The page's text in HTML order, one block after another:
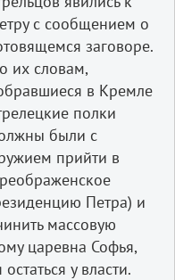
с сообщением о
заговоре.
их словам,
в Кремле
полки
были с
прийти в
Петра) и
массовую
царевна Софья,
у власти.